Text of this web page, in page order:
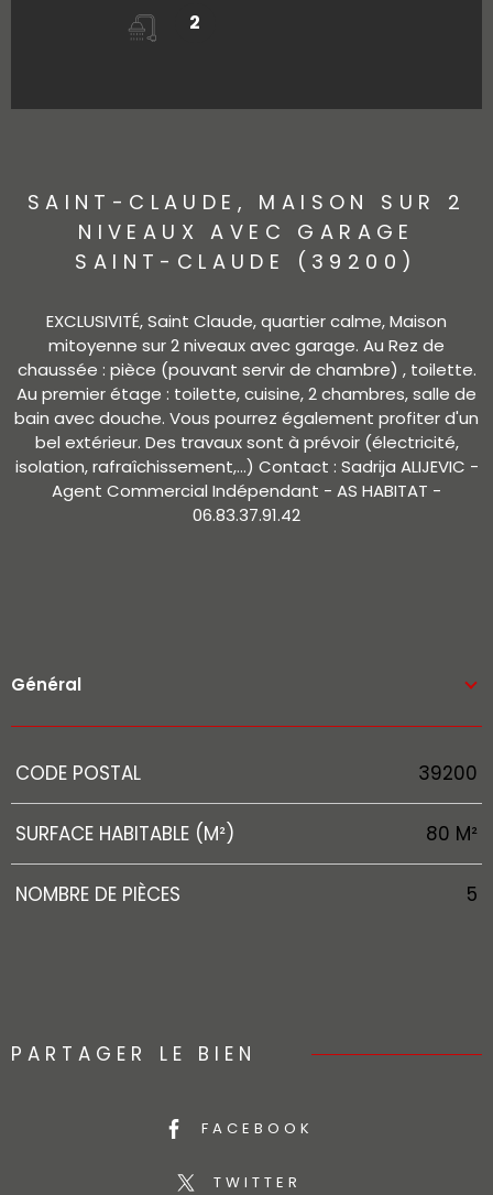
2
SAINT-CLAUDE, MAISON SUR 2
NIVEAUX AVEC GARAGE
SAINT-CLAUDE (39200)
EXCLUSIVITÉ, Saint Claude, quartier calme, Maison
mitoyenne sur 2 niveaux avec garage. Au Rez de
chaussée : pièce (pouvant servir de chambre) , toilette.
Au premier étage : toilette, cuisine, 2 chambres, salle de
bain avec douche. Vous pourrez également profiter d'un
bel extérieur. Des travaux sont à prévoir (électricité,
isolation, rafraîchissement,...) Contact : Sadrija ALIJEVIC -
Agent Commercial Indépendant - AS HABITAT -
06.83.37.91.42
Général
Caractérisque
CODE POSTAL 39200
SURFACE HABITABLE (M²) 80 M²
NOMBRE DE PIÈCES 5
PARTAGER LE BIEN
FACEBOOK
TWITTER